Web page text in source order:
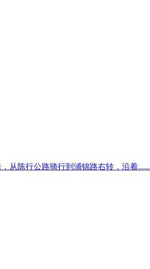
从陈行公路骑行到浦锦路右转，沿着......